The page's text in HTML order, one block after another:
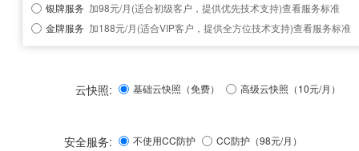
银牌服务 加98元/月(适合初级客户，提供优先技术支持)查看服务标准
金牌服务 加188元/月(适合VIP客户，提供全方位技术支持)查看服务标准
云快照: 基础云快照（免费） 高级云快照（10元/月）
安全服务: 不使用CC防护 CC防护（98元/月）